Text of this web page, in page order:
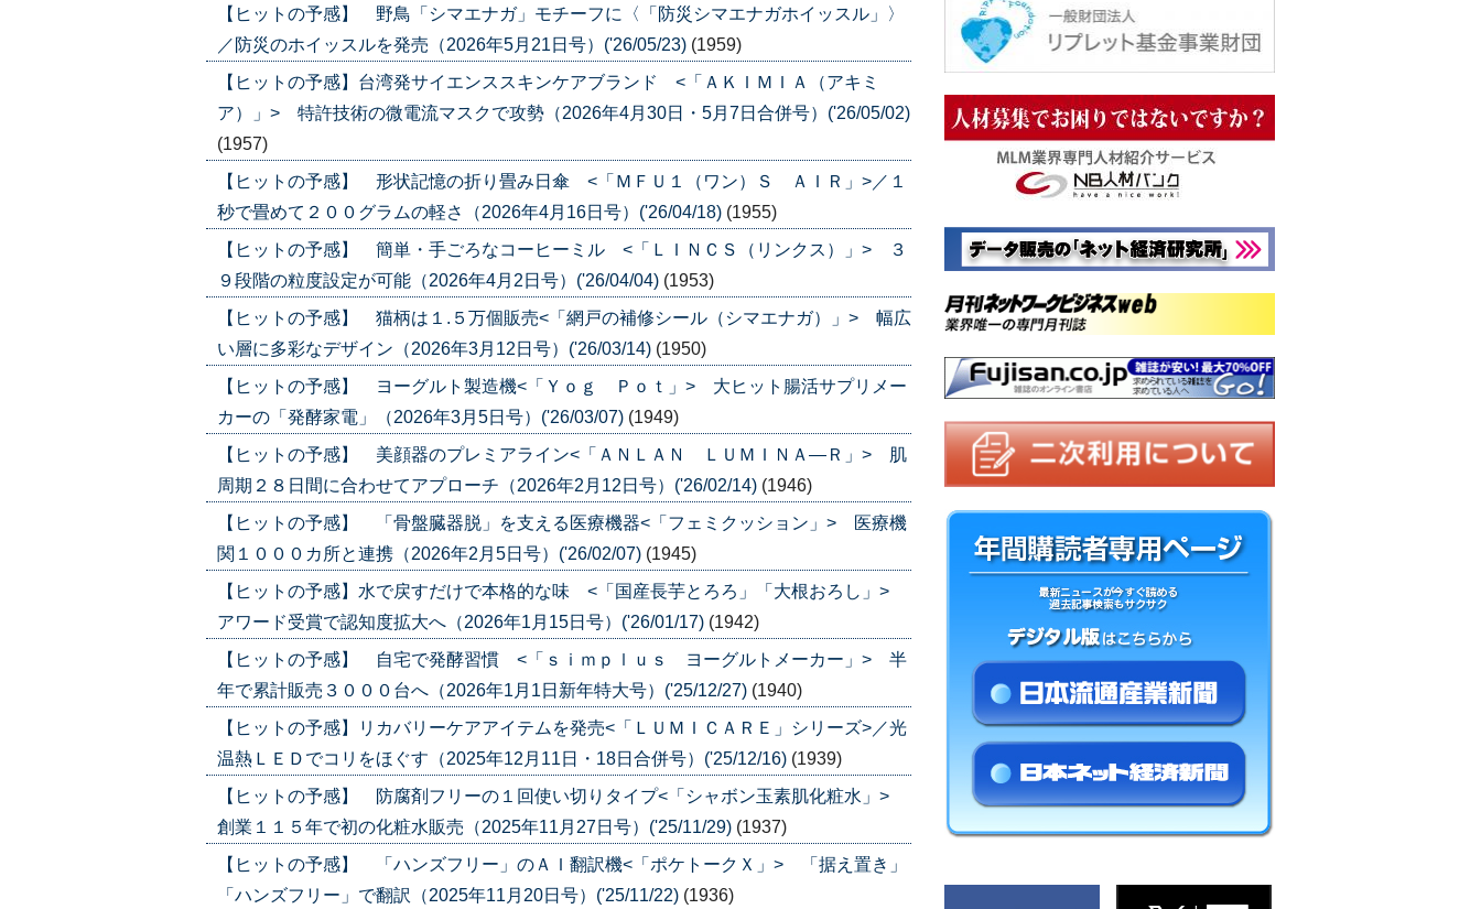
【ヒットの予感】 野鳥「シマエナガ」モチーフに〈「防災シマエナガホイッスル」〉
／防災のホイッスルを発売（2026年5月21日号）('26/05/23) (1959)
【ヒットの予感】台湾発サイエンススキンケアブランド <「ＡＫＩＭＩＡ（アキミ
ア）」> 特許技術の微電流マスクで攻勢（2026年4月30日・5月7日合併号）('26/05/02)
(1957)
【ヒットの予感】 形状記憶の折り畳み日傘 <「ＭＦＵ１（ワン）Ｓ ＡＩＲ」>／１
秒で畳めて２００グラムの軽さ（2026年4月16日号）('26/04/18) (1955)
【ヒットの予感】 簡単・手ごろなコーヒーミル <「ＬＩＮＣＳ（リンクス）」> ３
９段階の粒度設定が可能（2026年4月2日号）('26/04/04) (1953)
【ヒットの予感】 猫柄は１.５万個販売<「網戸の補修シール（シマエナガ）」> 幅広
い層に多彩なデザイン（2026年3月12日号）('26/03/14) (1950)
【ヒットの予感】 ヨーグルト製造機<「Ｙｏｇ Ｐｏｔ」> 大ヒット腸活サプリメー
カーの「発酵家電」（2026年3月5日号）('26/03/07) (1949)
【ヒットの予感】 美顔器のプレミアライン<「ＡＮＬＡＮ ＬＵＭＩＮＡ―Ｒ」> 肌
周期２８日間に合わせてアプローチ（2026年2月12日号）('26/02/14) (1946)
【ヒットの予感】 「骨盤臓器脱」を支える医療機器<「フェミクッション」> 医療機
関１０００カ所と連携（2026年2月5日号）('26/02/07) (1945)
【ヒットの予感】水で戻すだけで本格的な味 <「国産長芋とろろ」「大根おろし」>
アワード受賞で認知度拡大へ（2026年1月15日号）('26/01/17) (1942)
【ヒットの予感】 自宅で発酵習慣 <「ｓｉｍｐｌｕｓ ヨーグルトメーカー」> 半
年で累計販売３０００台へ（2026年1月1日新年特大号）('25/12/27) (1940)
【ヒットの予感】リカバリーケアアイテムを発売<「ＬＵＭＩＣＡＲＥ」シリーズ>／光
温熱ＬＥＤでコリをほぐす（2025年12月11日・18日合併号）('25/12/16) (1939)
【ヒットの予感】 防腐剤フリーの１回使い切りタイプ<「シャボン玉素肌化粧水」>
創業１１５年で初の化粧水販売（2025年11月27日号）('25/11/29) (1937)
【ヒットの予感】 「ハンズフリー」のＡＩ翻訳機<「ポケトークＸ」> 「据え置き」
「ハンズフリー」で翻訳（2025年11月20日号）('25/11/22) (1936)